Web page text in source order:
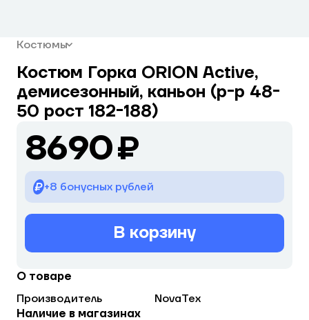
Костюмы
Костюм Горка ORION Active,
демисезонный, каньон (р-р 48-
50 рост 182-188)
8690 ₽
+8 бонусных рублей
В корзину
О товаре
Производитель
NovaTex
Наличие в магазинах